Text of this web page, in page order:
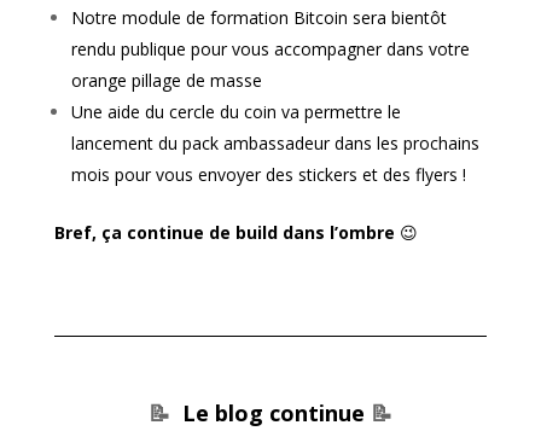
Notre module de formation Bitcoin sera bientôt
rendu publique pour vous accompagner dans votre
orange pillage de masse
Une aide du cercle du coin va permettre le
lancement du pack ambassadeur dans les prochains
mois pour vous envoyer des stickers et des flyers !
Bref, ça continue de build dans l’ombre 😉
📝 Le blog continue 📝